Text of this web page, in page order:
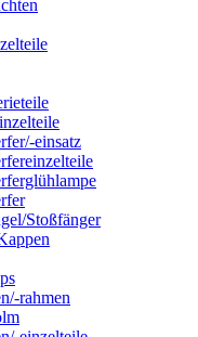
einsatz
Stoßfänger
rahmen